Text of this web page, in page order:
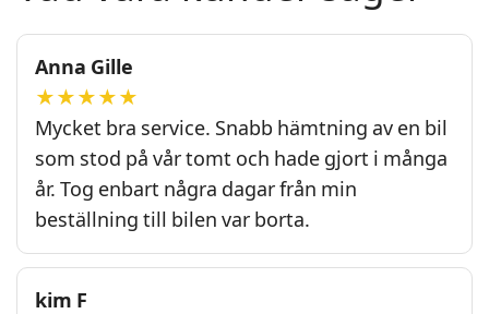
Anna Gille
★★★★★
Mycket bra service. Snabb hämtning av en bil
som stod på vår tomt och hade gjort i många
år. Tog enbart några dagar från min
beställning till bilen var borta.
kim F